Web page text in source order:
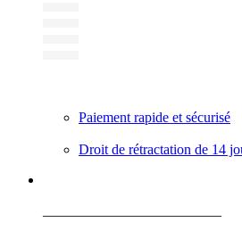
Paiement rapide et sécurisé
Droit de rétractation de 14